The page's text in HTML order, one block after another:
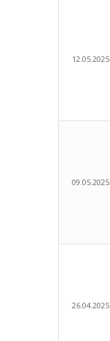
12.05.2025
09.05.2025
26.04.2025